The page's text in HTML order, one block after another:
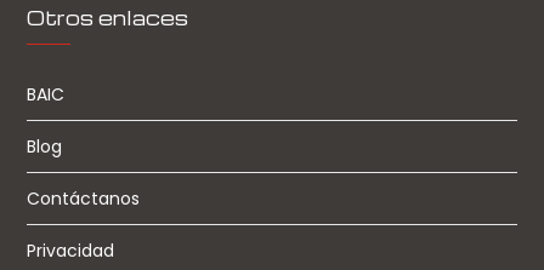
Otros enlaces
BAIC
Blog
Contáctanos
Privacidad